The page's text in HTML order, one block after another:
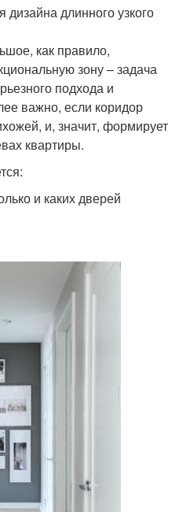
длинного узкого
как правило,
зону – задача
подхода и
важно, если коридор
и, значит, формирует
квартиры.
и каких дверей